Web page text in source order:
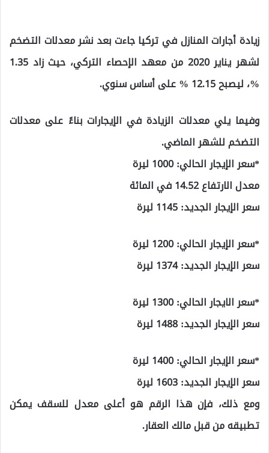
زيادة أجارات المنازل في تركيا جاءت بعد نشر معدلات التضخم
لشهر يناير 2020 من معهد الإحصاء التركي، حيث زاد 1.35
%، ليصبح 12.15 % على أساس سنوي.
وفيما يلي معدلات الزيادة في الإيجارات بناءً على معدلات
التضخم للشهر الماضي.
*سعر الإيجار الحالي: 1000 ليرة
معدل الارتفاع 14.52 في المائة
سعر الإيجار الجديد: 1145 ليرة
*سعر الإيجار الحالي: 1200 ليرة
سعر الإيجار الجديد: 1374 ليرة
*سعر الايجار الحالي: 1300 ليرة
سعر الإيجار الجديد: 1488 ليرة
*سعر الإيجار الحالي: 1400 ليرة
سعر الإيجار الجديد: 1603 ليرة
ومع ذلك، فإن هذا الرقم هو أعلى معدل للسقف يمكن
تطبيقه من قبل مالك العقار.